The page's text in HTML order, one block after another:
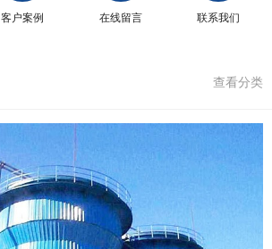
客户案例 在线留言 联系我们
查看分类